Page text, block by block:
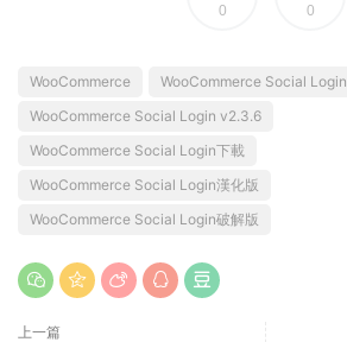
0 0
WooCommerce
WooCommerce Social Login
WooCommerce Social Login v2.3.6
WooCommerce Social Login下載
WooCommerce Social Login漢化版
WooCommerce Social Login破解版
上一篇